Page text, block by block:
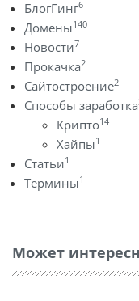
БлогГинг6
Домены140
Новости7
Прокачка2
Сайтостроение2
Способы заработка
Крипто14
Хайпы1
Статьи1
Термины1
Может